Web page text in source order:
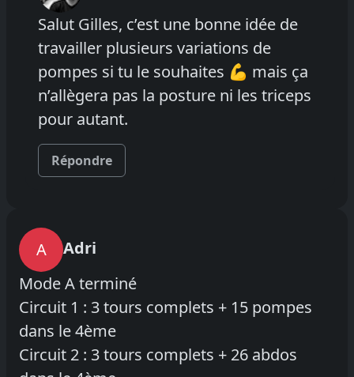
Salut Gilles, c’est une bonne idée de
travailler plusieurs variations de
pompes si tu le souhaites 💪 mais ça
n’allègera pas la posture ni les triceps
pour autant.
Répondre
A
Adri
Mode A terminé
Circuit 1 : 3 tours complets + 15 pompes
dans le 4ème
Circuit 2 : 3 tours complets + 26 abdos